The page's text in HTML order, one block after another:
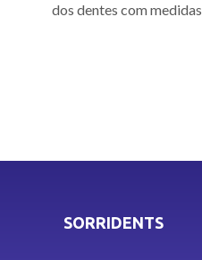
dos dentes com medidas
SORRIDENTS